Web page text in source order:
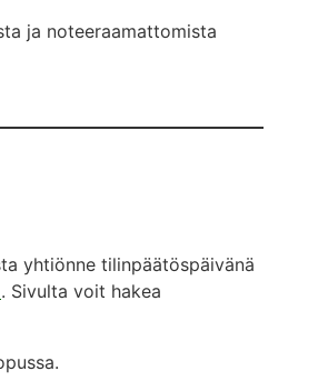
ja noteeraamattomista
yhtiönne tilinpäätöspäivänä
. Sivulta voit hakea